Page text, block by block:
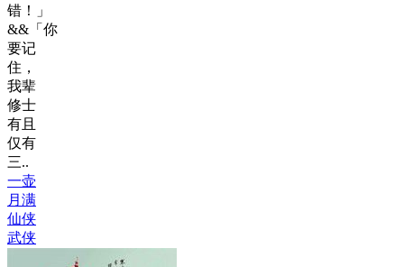
错！」
&&「你
要记
住，
我辈
修士
有且
仅有
三..
一壶
月满
仙侠
武侠